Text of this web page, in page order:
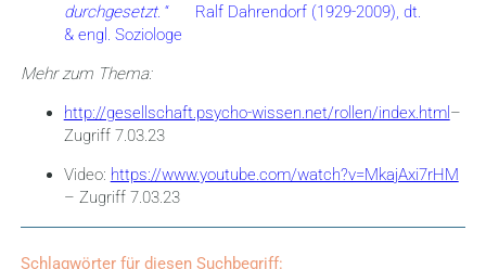
durchgesetzt. “ Ralf Dahrendorf (1929-2009), dt.
& engl. Soziologe
Mehr zum Thema:
http://gesellschaft.psycho-wissen.net/rollen/index.html –
Zugriff 7.03.23
Video: https://www.youtube.com/watch?v=MkajAxi7rHM
– Zugriff 7.03.23
Schlagwörter für diesen Suchbegriff: